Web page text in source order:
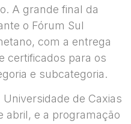
A grande final da
o Fórum Sul
com a entrega
certificados para os
e subcategoria.
de Caxias
abril, e a programação